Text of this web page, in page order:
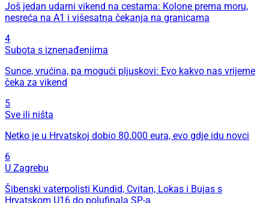
Još jedan udarni vikend na cestama: Kolone prema moru,
nesreća na A1 i višesatna čekanja na granicama
4
Subota s iznenađenjima
Sunce, vrućina, pa mogući pljuskovi: Evo kakvo nas vrijeme
čeka za vikend
5
Sve ili ništa
Netko je u Hrvatskoj dobio 80.000 eura, evo gdje idu novci
6
U Zagrebu
Šibenski vaterpolisti Kundid, Cvitan, Lokas i Bujas s
Hrvatskom U16 do polufinala SP-a